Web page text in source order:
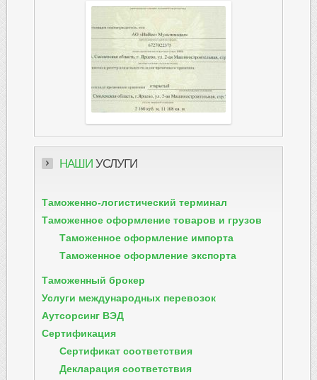
НАШИ УСЛУГИ
Таможенно-логистический терминал
Таможенное оформление товаров и грузов
Таможенное оформление импорта
Таможенное оформление экспорта
Таможенный брокер
Услуги международных перевозок
Аутсорсинг ВЭД
Сертификация
Сертификат соответствия
Декларация соответствия